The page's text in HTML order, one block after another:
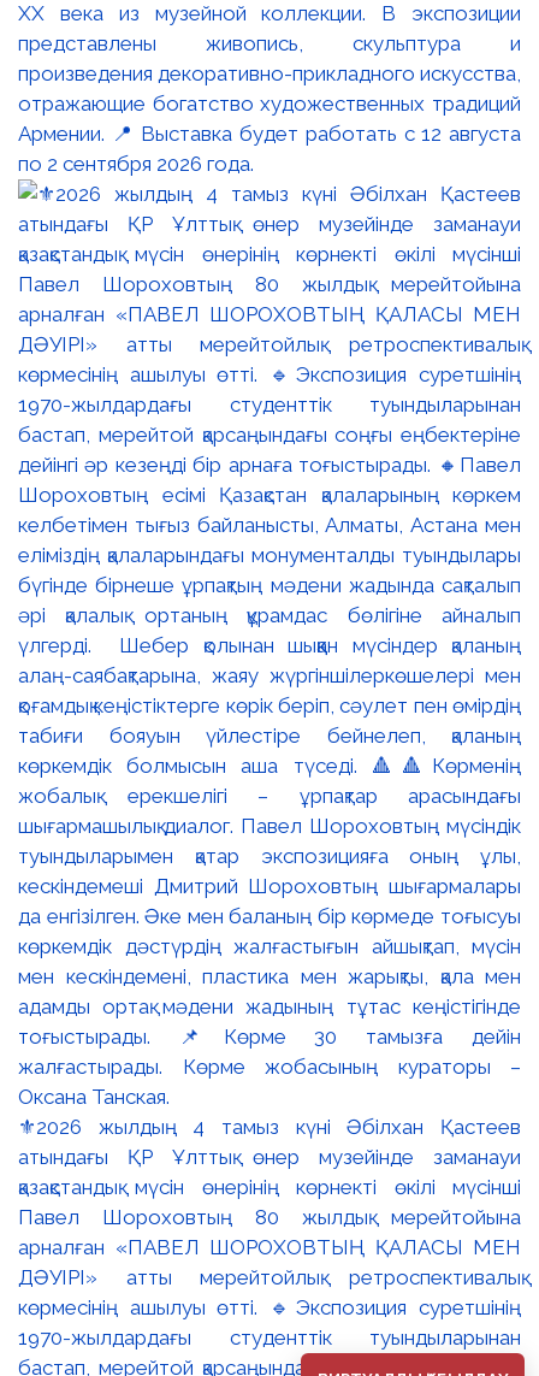
XX века из музейной коллекции. В экспозиции
представлены живопись, скульптура и
произведения декоративно-прикладного искусства,
отражающие богатство художественных традиций
Армении. 📍 Выставка будет работать с 12 августа
по 2 сентября 2026 года.
⚜️2026 жылдың 4 тамыз күні Әбілхан Қастеев
атындағы ҚР Ұлттық өнер музейінде заманауи
қазақстандық мүсін өнерінің көрнекті өкілі мүсінші
Павел Шороховтың 80 жылдық мерейтойына
арналған «ПАВЕЛ ШОРОХОВТЫҢ ҚАЛАСЫ МЕН
ДӘУІРІ» атты мерейтойлық ретроспективалық
көрмесінің ашылуы өтті. 🔹Экспозиция суретшінің
1970-жылдардағы студенттік туындыларынан
бастап, мерейтой қарсаңындағы соңғы еңбектеріне